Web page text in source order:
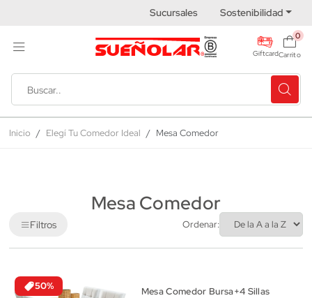
Sucursales Sostenibilidad
Giftcard
0
Carrito
Inicio Elegí Tu Comedor Ideal Mesa Comedor
Mesa Comedor
Filtros Ordenar:
50% Mesa Comedor Bursa+4 Sillas